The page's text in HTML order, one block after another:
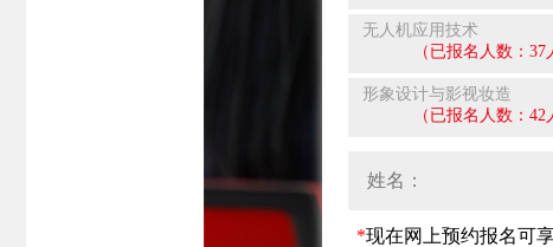
无人机应用技术
（已报名人数：37
形象设计与影视妆造
（已报名人数：42
*现在网上预约报名可